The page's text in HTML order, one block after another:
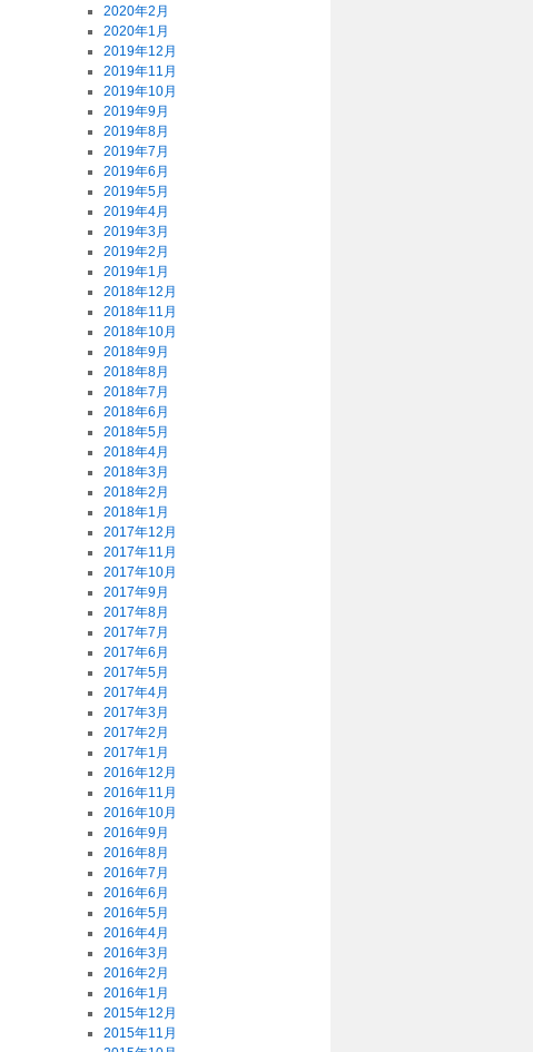
2020年2月
2020年1月
2019年12月
2019年11月
2019年10月
2019年9月
2019年8月
2019年7月
2019年6月
2019年5月
2019年4月
2019年3月
2019年2月
2019年1月
2018年12月
2018年11月
2018年10月
2018年9月
2018年8月
2018年7月
2018年6月
2018年5月
2018年4月
2018年3月
2018年2月
2018年1月
2017年12月
2017年11月
2017年10月
2017年9月
2017年8月
2017年7月
2017年6月
2017年5月
2017年4月
2017年3月
2017年2月
2017年1月
2016年12月
2016年11月
2016年10月
2016年9月
2016年8月
2016年7月
2016年6月
2016年5月
2016年4月
2016年3月
2016年2月
2016年1月
2015年12月
2015年11月